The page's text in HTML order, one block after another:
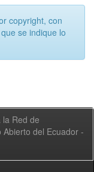
copyright, con
se indique lo
Red de
del Ecuador -